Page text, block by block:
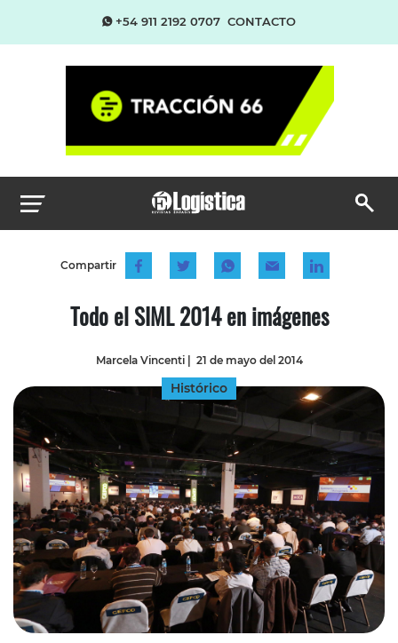
+54 911 2192 0707 CONTACTO
Compartir
Todo el SIML 2014 en imágenes
Marcela Vincenti| 21 de mayo del 2014
Histórico